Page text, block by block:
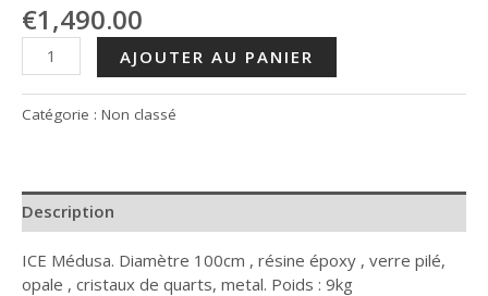
€1,490.00
quantité
de
ICE
Médusa
AJOUTER AU PANIER
Catégorie : Non classé
Description
ICE Médusa. Diamètre 100cm , résine époxy , verre pilé,
opale , cristaux de quarts, metal. Poids : 9kg